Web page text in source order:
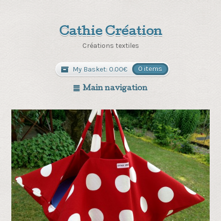
Cathie Création
Créations textiles
My Basket: 0.00€ 0 items
Main navigation